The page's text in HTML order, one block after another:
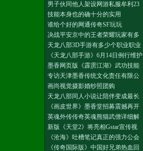
男子伙同他人架设网游私服牟利23
技能本身也的确十分的实用
谁给个好的网通传奇SF玩玩
决战平安京中的王者荣耀玩家有多
天龙八部3D手游有多少个职业职业
《天龙八部手游》6月14日例行维护
墨香网页版《霹雳江湖》武功技能
专访天津墨香传统文化责任有限公
画尚视觉摄影婚纱照团购
天龙八部同人小说让陪伴变成最长
《画皮世界》墨香堂招募震撼再开
英魂外传传奇英魂熊猫武僧详细解
新版《天堂2》将亮相Gstar宣传视
《沧海》吐槽笔记真正的强力公会
《传奇国际版》中国好兄弟热血回